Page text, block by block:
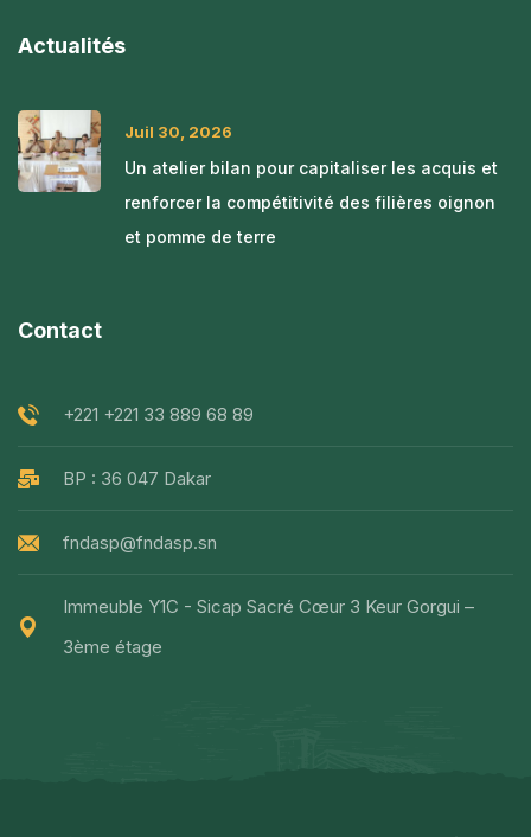
Actualités
Juil 30, 2026
Un atelier bilan pour capitaliser les acquis et
renforcer la compétitivité des filières oignon
et pomme de terre
Contact
+221 +221 33 889 68 89
BP : 36 047 Dakar
fndasp@fndasp.sn
Immeuble Y1C - Sicap Sacré Cœur 3 Keur Gorgui –
3ème étage